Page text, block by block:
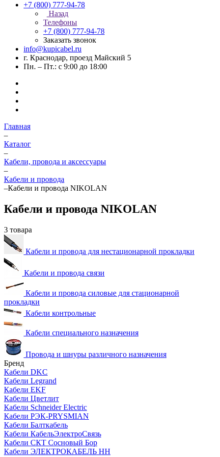
+7 (800) 777-94-78
Назад
Телефоны
+7 (800) 777-94-78
Заказать звонок
info@kupicabel.ru
г. Краснодар, проезд Майский 5
Пн. – Пт.: с 9:00 до 18:00
Главная
–
Каталог
–
Кабели, провода и аксессуары
–
Кабели и провода
–Кабели и провода NIKOLAN
Кабели и провода NIKOLAN
3 товара
Кабели и провода для нестационарной прокладки
Кабели и провода связи
Кабели и провода силовые для стационарной
прокладки
Кабели контрольные
Кабели специального назначения
Провода и шнуры различного назначения
Бренд
Кабели DKC
Кабели Legrand
Кабели EKF
Кабели Цветлит
Кабели Schneider Electric
Кабели РЭК-PRYSMIAN
Кабели Балткабель
Кабели КабельЭлектроСвязь
Кабели СКТ Сосновый Бор
Кабели ЭЛЕКТРОКАБЕЛЬ НН